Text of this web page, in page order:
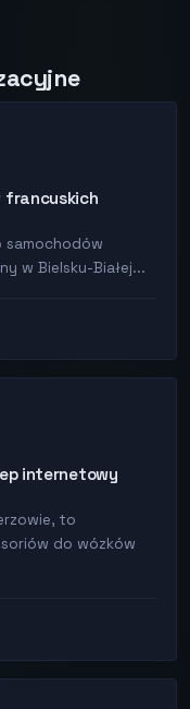
francuskich
samochodów
w Bielsku-Białej...
internetowy
to
do wózków